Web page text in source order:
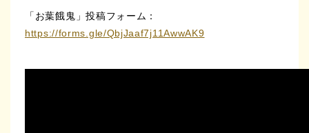
「お葉餓鬼」投稿フォーム：
https://forms.gle/QbjJaaf7j11AwwAK9